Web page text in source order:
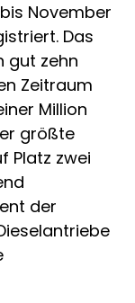
November
Das
gut zehn
Zeitraum
Million
größte
Platz zwei
der